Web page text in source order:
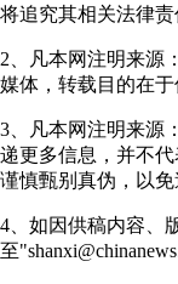
将追究其相关法律责
2、凡本网注明来源
媒体，转载目的在
3、凡本网注明来源
递更多信息，并不
谨慎甄别真伪，以免
4、如因供稿内容、
至